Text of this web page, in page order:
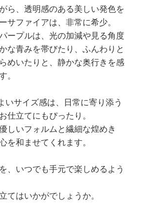
ら、透明感のある美しい発色を
サファイアは、非常に希少。
ープルは、光の加減や見る角度
な青みを帯びたり、ふんわりと
めいたりと、静かな奥行きを感
。
いサイズ感は、日常に寄り添う
仕立てにもぴったり。
しいフォルムと繊細な煌めき
を和ませてくれます。
、いつでも手元で楽しめるよう
てはいかがでしょうか。